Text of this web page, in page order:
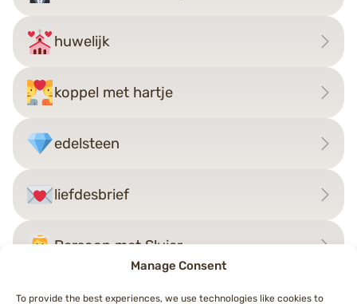
Manage Consent
To provide the best experiences, we use technologies like cookies to
huwelijk
koppel met hartje
edelsteen
liefdesbrief
Persoon met Sluier